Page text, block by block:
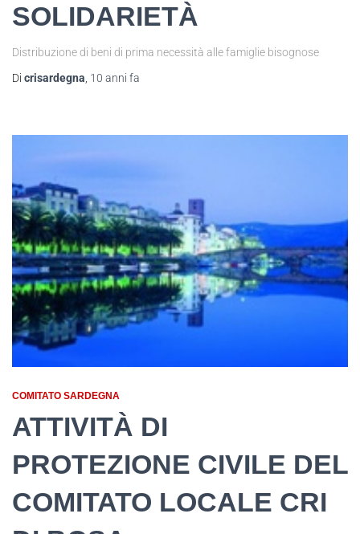
SOLIDARIETÀ
Distribuzione di beni di prima necessità alle famiglie bisognose
Di crisardegna, 10 anni fa
COMITATO SARDEGNA
ATTIVITÀ DI
PROTEZIONE CIVILE DEL
COMITATO LOCALE CRI